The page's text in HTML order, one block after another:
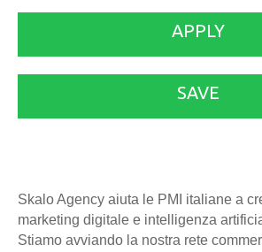
APPLY
SAVE
Skalo Agency aiuta le PMI italiane a
marketing digitale e intelligenza
Stiamo avviando la nostra rete